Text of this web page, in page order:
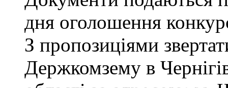
дня оголошення
З пропозиціями
Держкомзему в